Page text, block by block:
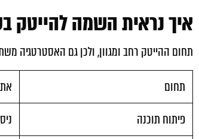
איך נראית השמה להייטק
תחום ההייטק רחב ומגוון, ולכן גם האסטרטגיה
תחום
פיתוח תוכנה